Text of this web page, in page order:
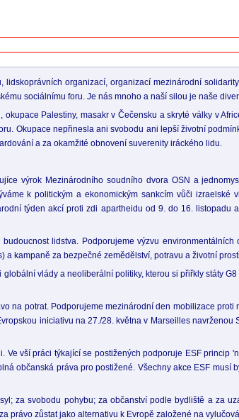
organizací, organizací mezinárodní
sociálnímu foru. Je nás mnoho a naší silou je naše
Palestiny, masakr v Čečensku a skryté války v
Okupace nepřinesla ani svobodu ani lepší životní
a za okamžité obnovení suverenity iráckého lidu.
výrok Mezinárodního soudního dvora OSN a
k politickým a ekonomickým sankcím vůči izraelské
týden akcí proti zdi apartheidu od 9. do 16. listopadu
lidstva. Podporujeme výzvu
kampaně za bezpečné zemědělství, potravu a životní
vlády a neoliberální politiky, kterou si přiřkly státy
na potrat. Podporujeme mezinárodní den mobilizace
iniciativu na 27./28. května v Marseilles navrženou
vší práci týkající se postižených podporuje ESF princip
občanská práva pro postižené. Všechny akce ESF musí
za svobodu pohybu; za občanství podle bydliště a za
právo zůstat jako alternativu k Evropě založené na